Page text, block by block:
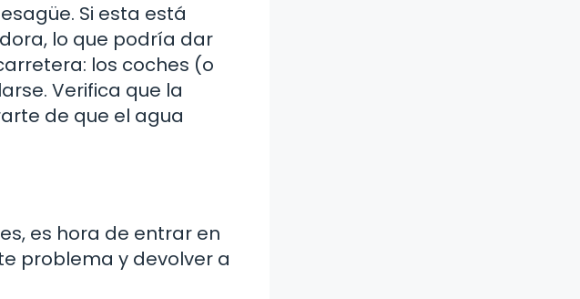
Si esta está
lo que podría dar
los coches (o
Verifica que la
de que el agua
es hora de entrar en
problema y devolver a